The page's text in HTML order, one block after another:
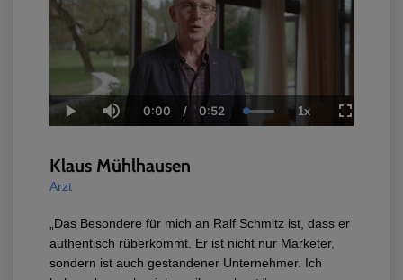
Play Mute
Current
Time
0:00 / Duration
0:52 Loaded:
100.00%
1xPlayback
Rate
Fullscreen
Klaus Mühlhausen
Arzt
„Das Besondere für mich an Ralf Schmitz ist, dass er
authentisch rüberkommt. Er ist nicht nur Marketer,
sondern ist auch gestandener Unternehmer. Ich